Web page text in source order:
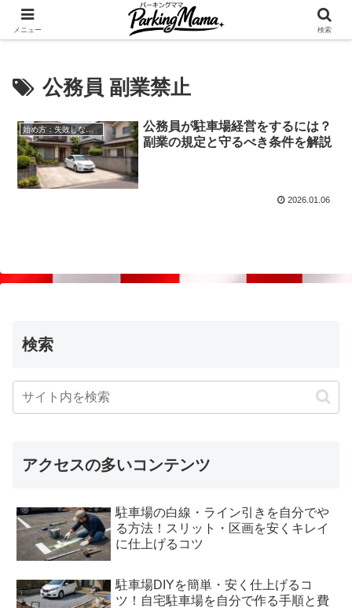
✨空き家・自宅の駐車場を貸してゆとりget🍵
公務員 副業禁止
始め方：失敗しない自宅駐車場貸し出し
公務員が駐車場経営をするには？
副業の規定と守るべき条件を解説
2026.01.06
検索
アクセスの多いコンテンツ
駐車場の白線・ライン引きを自分でや
る方法！スリット・区画を安くキレイ
に仕上げるコツ
駐車場DIYを簡単・安く仕上げるコ
ツ！自宅駐車場を自分で作る手順と費
メニュー 検索